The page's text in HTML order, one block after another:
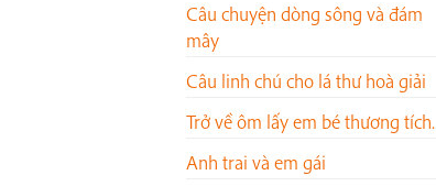
Câu chuyện dòng sông và đám
mây
Câu linh chú cho lá thư hoà giải
Trở về ôm lấy em bé thương tích.
Anh trai và em gái